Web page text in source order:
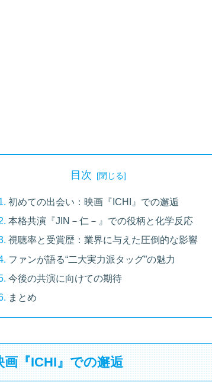
目次
初めての出会い：映画『ICHI』での邂逅
本格共演『JIN－仁－』での役柄と化学反応
視聴率と受賞歴：業界に与えた圧倒的な影響
ファンが語る“二大実力派タッグ”の魅力
今後の共演に向けての期待
まとめ
『ICHI』での邂逅